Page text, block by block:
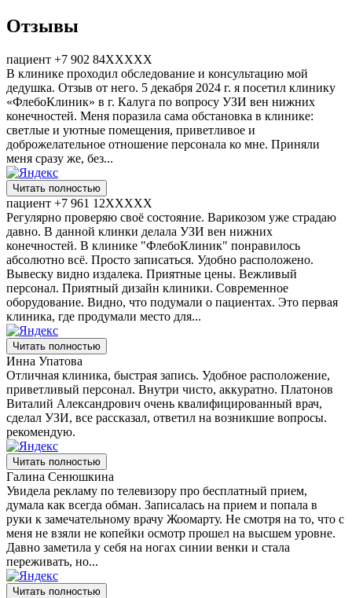
Отзывы
пациент +7 902 84XXXXX
В клинике проходил обследование и консультацию мой
дедушка. Отзыв от него. 5 декабря 2024 г. я посетил клинику
«ФлебоКлиник» в г. Калуга по вопросу УЗИ вен​ нижних
конечностей. Меня поразила сама обстановка в клинике:
светлые и уютные помещения, приветливое и
доброжелательное отношение персонала ко мне. Приняли
меня сразу же, без...
Читать полностью
пациент +7 961 12XXXXX
Регулярно проверяю своё состояние. Варикозом​ уже страдаю
давно. В данной клинки делала УЗИ вен​ нижних
конечностей. В клинике "ФлебоКлиник" понравилось
абсолютно всё. Просто записаться. Удобно расположено.
Вывеску видно издалека. Приятные цены. Вежливый
персонал. Приятный дизайн клиники. Современное
оборудование. Видно, что подумали о пациентах. Это первая
клиника, где продумали место для...
Читать полностью
Инна Упатова
Отличная клиника, быстрая запись. Удобное расположение,
приветливый персонал. Внутри чисто, аккуратно. Платонов
Виталий Александрович очень квалифицированный врач,
сделал УЗИ, все рассказал, ответил на возникшие вопросы.
рекомендую.
Читать полностью
Галина Сенюшкина
Увидела рекламу по телевизору про бесплатный прием,
думала как всегда обман. Записалась на прием и попала в
руки к замечательному врачу Жоомарту. Не смотря на то, что с
меня не взяли не копейки осмотр прошел на высшем уровне.
Давно заметила у себя на ногах синии венки и стала
переживать, но...
Читать полностью